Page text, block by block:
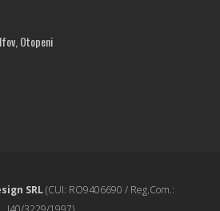
Otopeni
SRL(CUI: RO9406690 / Reg.Com.: